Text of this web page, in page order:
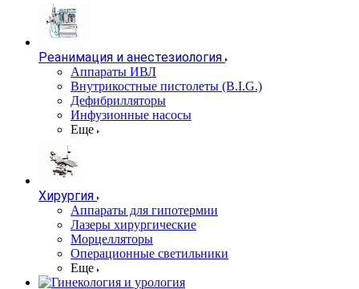
Реанимация и анестезиология
Аппараты ИВЛ
Внутрикостные пистолеты (B.I.G.)
Дефибрилляторы
Инфузионные насосы
Еще
Хирургия
Аппараты для гипотермии
Лазеры хирургические
Морцелляторы
Операционные светильники
Еще